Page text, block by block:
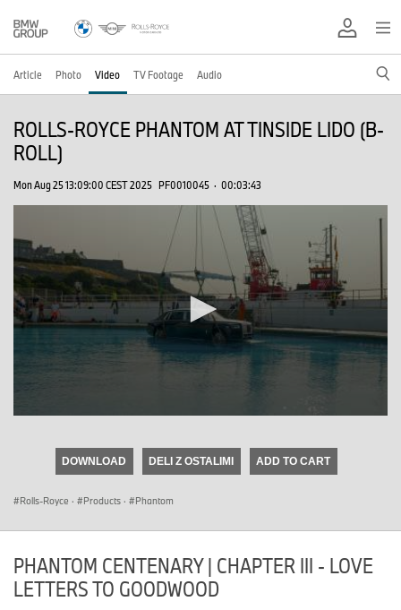
Article Photo Video TV Footage Audio
ROLLS-ROYCE PHANTOM AT TINSIDE LIDO (B-
ROLL)
Mon Aug 25 13:09:00 CEST 2025 PF0010045 · 00:03:43
seconds
DOWNLOAD DELI Z OSTALIMI ADD TO CART
Rolls-Royce · Products · Phantom
PHANTOM CENTENARY | CHAPTER III - LOVE
LETTERS TO GOODWOOD